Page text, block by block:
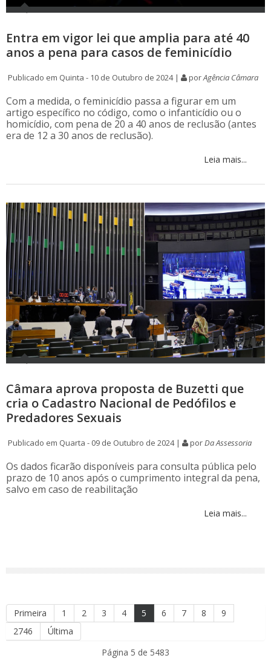
Entra em vigor lei que amplia para até 40
anos a pena para casos de feminicídio
Publicado em Quinta - 10 de Outubro de 2024 | porAgência Câmara
Com a medida, o feminicídio passa a figurar em um
artigo específico no código, como o infanticídio ou o
homicídio, com pena de 20 a 40 anos de reclusão (antes
era de 12 a 30 anos de reclusão).
Leia mais...
Câmara aprova proposta de Buzetti que
cria o Cadastro Nacional de Pedófilos e
Predadores Sexuais
Publicado em Quarta - 09 de Outubro de 2024 | porDa Assessoria
Os dados ficarão disponíveis para consulta pública pelo
prazo de 10 anos após o cumprimento integral da pena,
salvo em caso de reabilitação
Leia mais...
Primeira 1 2 3 4 5 6 7 8
9
2746
Última
Página 5 de 5483